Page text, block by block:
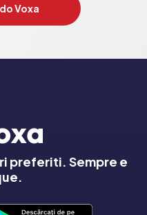
Voxa
preferiti. Sempre e